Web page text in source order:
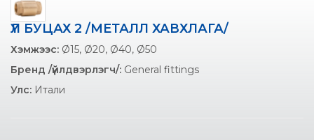
ҮЛ БУЦАХ 2 /МЕТАЛЛ ХАВХЛАГА/
Хэмжээс: Ø15, Ø20, Ø40, Ø50
Бренд /үйлдвэрлэгч/: General fittings
Улс: Итали